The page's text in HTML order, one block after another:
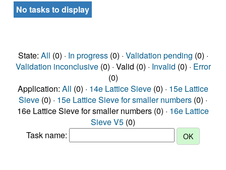
No tasks to display
State: All (0) · In progress(0) · Validation pending (0) ·
Validation inconclusive(0) · Valid (0) · Invalid (0) · Error
(0)
Application: All (0) · 14e Lattice Sieve (0) · 15e Lattice
Sieve (0) · 15e Lattice Sieve for smaller numbers (0) ·
16e Lattice Sieve for smaller numbers (0) · 16e Lattice
Sieve V5 (0)
Task name: